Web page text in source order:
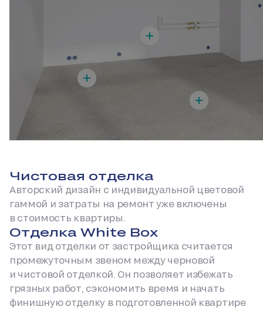
Чистовая отделка
Авторский дизайн с индивидуальной цветовой
гаммой и затраты на ремонт уже включены
в стоимость квартиры.
Отделка White Box
Этот вид отделки от застройщика считается
промежуточным звеном между черновой
и чистовой отделкой. Он позволяет избежать
грязных работ, сэкономить время и начать
финишную отделку в подготовленной квартире